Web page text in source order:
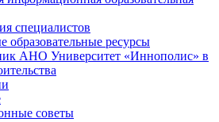
специалистов
образовательные ресурсы
АНО Университет «Иннополис» в
советы